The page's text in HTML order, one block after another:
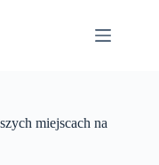
miejscach na